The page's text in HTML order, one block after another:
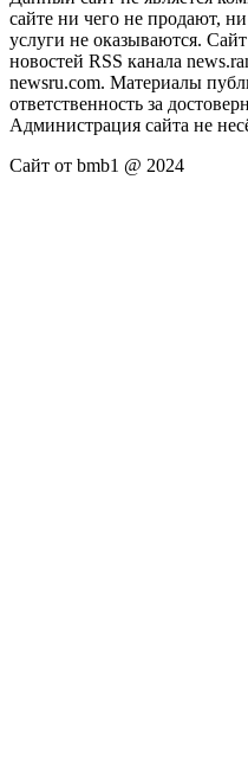
сайте ни чего не продают,
услуги не оказываются.
новостей RSS канала
newsru.com. Материалы
ответственность за
Администрация сайта не
Сайт от bmb1 @ 2024